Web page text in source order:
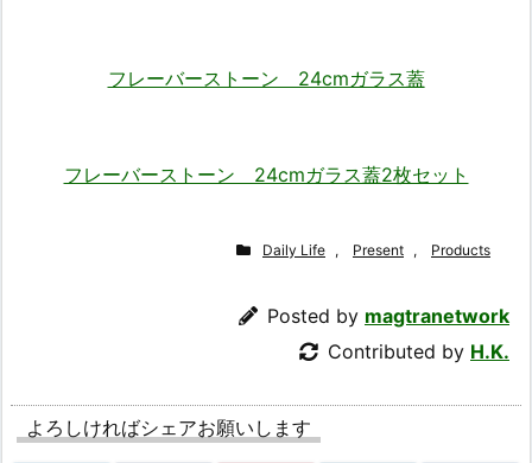
フレーバーストーン 24cmガラス蓋
フレーバーストーン 24cmガラス蓋2枚セット
Daily Life , Present , Products
Posted by magtranetwork
Contributed by H.K.
よろしければシェアお願いします